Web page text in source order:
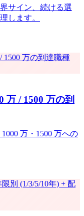
サイン、続ける選
します。
万 / 1500 万の到
万・1500 万への